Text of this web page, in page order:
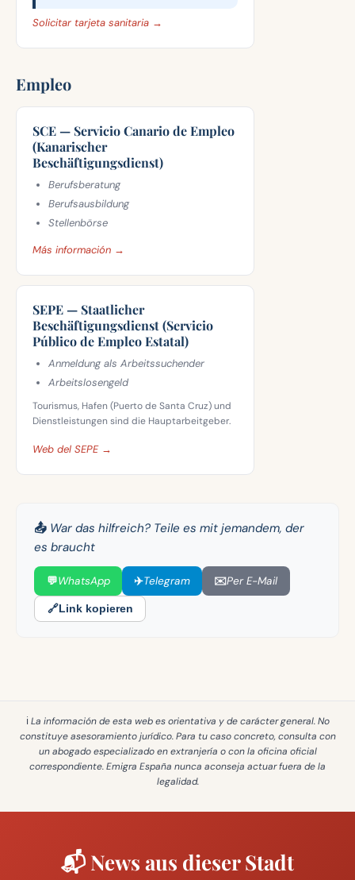
Solicitar tarjeta sanitaria →
Empleo
SCE — Servicio Canario de Empleo
(Kanarischer
Beschäftigungsdienst)
Berufsberatung
Berufsausbildung
Stellenbörse
Más información →
SEPE — Staatlicher
Beschäftigungsdienst (Servicio
Público de Empleo Estatal)
Anmeldung als Arbeitssuchender
Arbeitslosengeld
Tourismus, Hafen (Puerto de Santa Cruz) und
Dienstleistungen sind die Hauptarbeitgeber.
Web del SEPE →
📤 War das hilfreich? Teile es mit jemandem, der
es braucht
💬WhatsApp ✈️Telegram ✉️Per E-Mail
🔗Link kopieren
ℹ️ La información de esta web esorientativa y de carácter general. No
constituye asesoramiento jurídico. Para tu caso concreto, consulta con
un abogado especializado en extranjería o con la oficina oficial
correspondiente. Emigra España nunca aconseja actuar fuera de la
legalidad.
📬 News aus dieser Stadt